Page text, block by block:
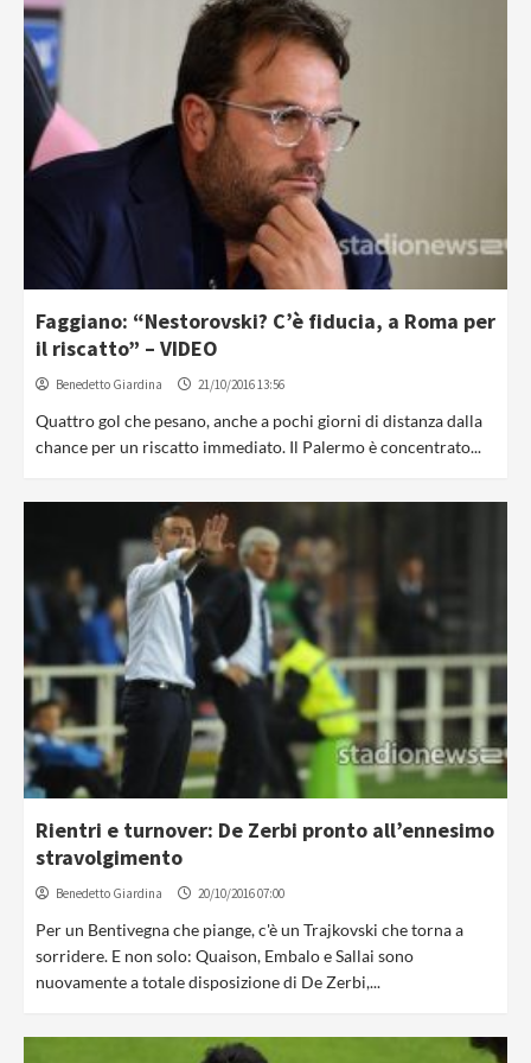
Faggiano: “Nestorovski? C’è fiducia, a Roma per
il riscatto” – VIDEO
Benedetto Giardina 21/10/2016 13:56
Quattro gol che pesano, anche a pochi giorni di distanza dalla
chance per un riscatto immediato. Il Palermo è concentrato...
Rientri e turnover: De Zerbi pronto all’ennesimo
stravolgimento
Benedetto Giardina 20/10/2016 07:00
Per un Bentivegna che piange, c'è un Trajkovski che torna a
sorridere. E non solo: Quaison, Embalo e Sallai sono
nuovamente a totale disposizione di De Zerbi,...